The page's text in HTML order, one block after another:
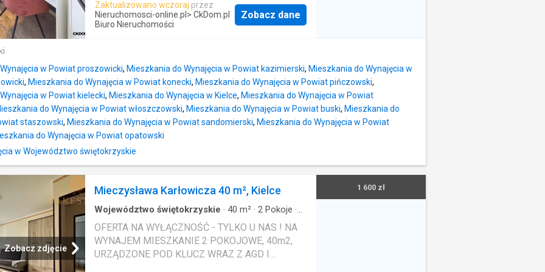
są umeblowane. Dla lokalu nie sporządzono
świadectwa charakterystyki energetycznej Dane
please call: 888 889 441, - For rent: An office
space with an area of approximately 10 square
meter
salonie znajduje się duża szafa, komoda, kanapa,
stół z krzesłami, telewizor. Pomieszczenie
wyposażona w zmywarkę, kuchenkę i zabudowę.
Koszt: 1600zł czynsz najmu, 673zł czynsz
administracyjny, media (prąd i gaz) według
zużycia. Kaucja 2000zł W odległości 200m
znajdują się sklepy spożywcze, przedszkole,
piekarnia, barber, przystanek autobusowy.
Zapraszam do kontaktu oraz prezentacji Patrycja
Podsiedlik Numer licencji pośrednika
umowy pośrednictwa: 31236 Oferta dodana z
propertly.io Nr oferty w biurze: 60-MW-
CKDOM/1/3
Zaktualizowano wczoraj przez
Nieruchomosci-online.pl > CkDom.pl
Biuro Nieruchomości
Zobacz dane
w Powiat proszowicki, Mieszkania do Wynajęcia w Powiat kazimierski, Mieszkania do Wynajęcia w
, Mieszkania do Wynajęcia w Powiat konecki, Mieszkania do Wynajęcia w Powiat pińczowski,
w Powiat kielecki, Mieszkania do Wynajęcia w Kielce, Mieszkania do Wynajęcia w Powiat
do Wynajęcia w Powiat włoszczowski, Mieszkania do Wynajęcia w Powiat buski, Mieszkania do
staszowski, Mieszkania do Wynajęcia w Powiat sandomierski, Mieszkania do Wynajęcia w Powiat
do Wynajęcia w Powiat opatowski
w Województwo świętokrzyskie
Zobacz zdjęcie
Mieczysława Karłowicza 40 m², Kielce
Województwo świętokrzyskie · 40 m² · 2 Pokoje ·
Winda
OFERTA NA WYŁĄCZNOŚĆ - TYLKO U NAS ! NA
WYNAJEM MIESZKANIE 2 POKOJOWE, 40m2,
URZĄDZONE POD KLUCZ WRAZ Z AGD I
1 600 zł